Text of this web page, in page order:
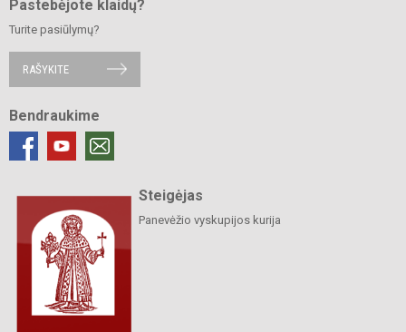
Pastebėjote klaidų?
Turite pasiūlymų?
RAŠYKITE
Bendraukime
Steigėjas
Panevėžio vyskupijos kurija